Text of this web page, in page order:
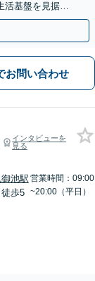
活基盤を見据
お問い合わせ
インタビューを
見る
池駅
歩5
営業時間：09:00
~20:00（平日）